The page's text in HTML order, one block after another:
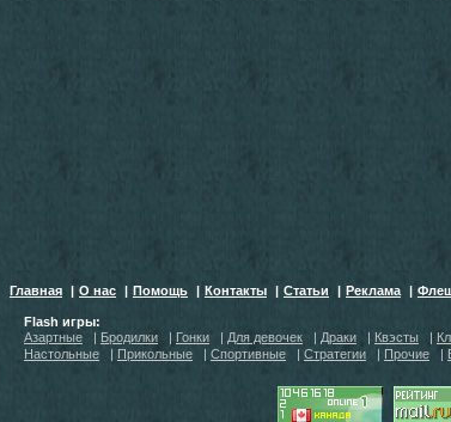
Главная | О нас | Помощь | Контакты | Статьи | Реклама |
Flash игры:
Азартные
| Бродилки | Гонки | Для девочек | Драки | Квэсты |
Настольные
| Прикольные | Спортивные | Стратегии | Прочие |